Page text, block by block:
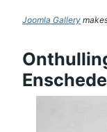
Joomla Gallery